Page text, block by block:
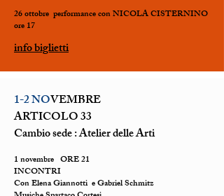
26 ottobre performance con NICOLA CISTERNINO
ore 17
info biglietti
1-2 NOVEMBRE
ARTICOLO 33
Cambio sede : Atelier delle Arti
1 novembre ORE 21
INCONTRI
Con Elena Giannotti e Gabriel Schmitz